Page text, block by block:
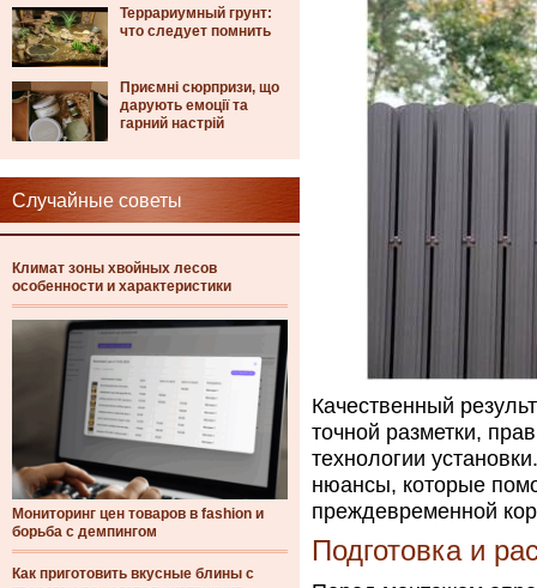
Террариумный грунт:
что следует помнить
Приємні сюрпризи, що
дарують емоції та
гарний настрій
Случайные советы
Климат зоны хвойных лесов
особенности и характеристики
Мониторинг цен товаров в fashion и
борьба с демпингом
Как приготовить вкусные блины с
Качественный
точной разметки,
технологии
нюансы, которые
преждевременной
Подготовка и